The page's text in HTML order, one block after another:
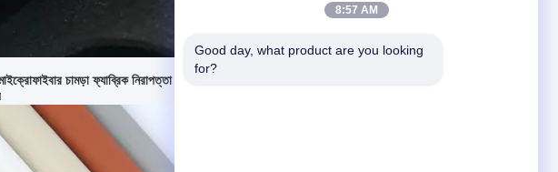
চামড়া ফ্যাব্রিক নিরাপত্তা সুইড জুতা চামড়া নমনীয়
8:57 AM
Good day, what product are you looking
for?